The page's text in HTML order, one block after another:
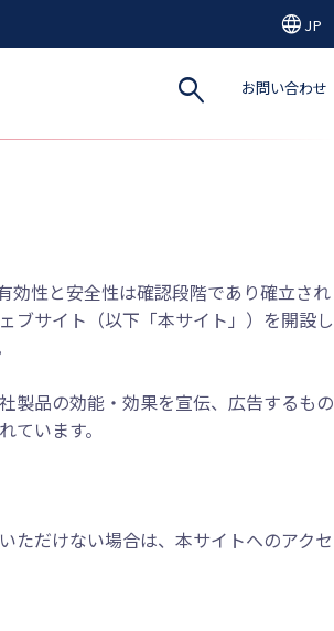
language JP
search お問い合わせ
効性と安全性は確認段階であり確立され
ブサイト（以下「本サイト」）を開設し
製品の効能・効果を宣伝、広告するもの
います。
ただけない場合は、本サイトへのアクセ